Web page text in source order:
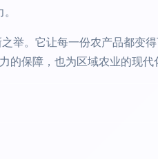
举。它让每一份农产品都变
的保障，也为区域农业的现代